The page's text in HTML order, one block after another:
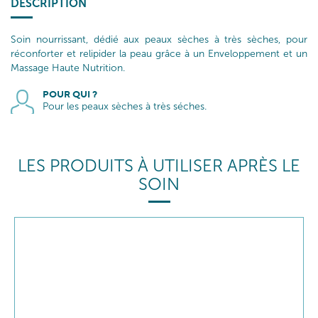
DESCRIPTION
Soin nourrissant, dédié aux peaux sèches à très sèches, pour
réconforter et relipider la peau grâce à un Enveloppement et un
Massage Haute Nutrition.
POUR QUI ?
Pour les peaux sèches à très séches.
LES PRODUITS À UTILISER APRÈS LE
SOIN